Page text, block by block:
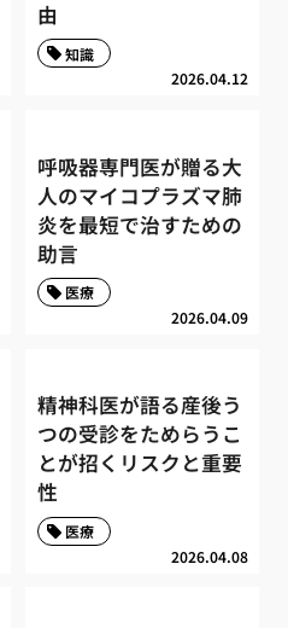
由
2026.04.12
知識
呼吸器専門医が贈る大
人のマイコプラズマ肺
炎を最短で治すための
助言
2026.04.09
医療
精神科医が語る産後う
つの受診をためらうこ
とが招くリスクと重要
性
2026.04.08
医療